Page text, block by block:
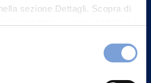
sezione Dettagli. Scopra di
nella sezione "Informativa